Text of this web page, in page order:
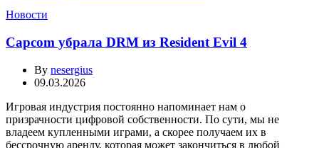
Новости
Capcom убрала DRM из Resident Evil 4
By nesergius
09.03.2026
Игровая индустрия постоянно напоминает нам о
призрачности цифровой собственности. По сути, мы не
владеем купленными играми, а скорее получаем их в
бессрочную аренду, которая может закончиться в любой